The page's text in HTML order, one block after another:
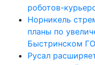
роботов-
Норникель
планы по
Быстринском
Русал